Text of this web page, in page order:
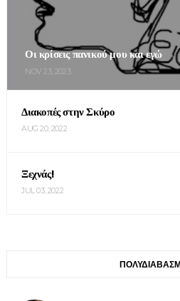
Οι κρίσεις πανικού μου και εγώ
NOV 23, 2023
Διακοπές στην Σκύρο
AUG 20, 2022
Ξεχνάς!
JUL 03, 2022